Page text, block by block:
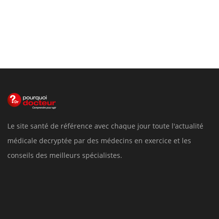
Le site santé de référence avec chaque jour toute l'actualité
médicale decryptée par des médecins en exercice et les
conseils des meilleurs spécialistes.